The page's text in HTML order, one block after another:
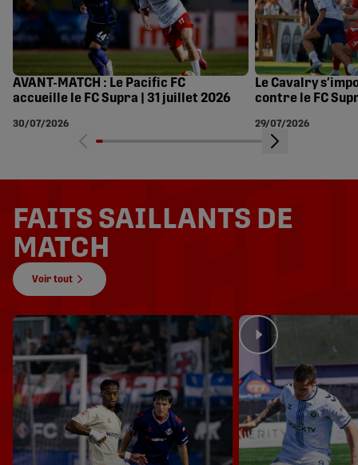
AVANT-MATCH : Le Pacific FC
accueille le FC Supra | 31 juillet 2026
30/07/2026
Le Cavalry
contre le FC
29/07/2026
FAITS SAILLANTS DE
MATCH
Voir tout